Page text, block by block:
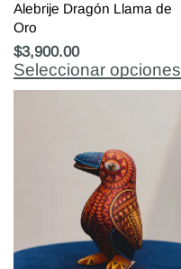
Alebrije Dragón Llama de
Oro
$3,900.00
Seleccionar opciones